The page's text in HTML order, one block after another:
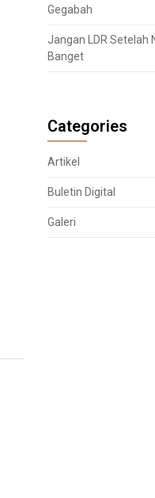
Gegabah
Jangan LDR Setelah
Banget
Categories
Artikel
Buletin Digital
Galeri